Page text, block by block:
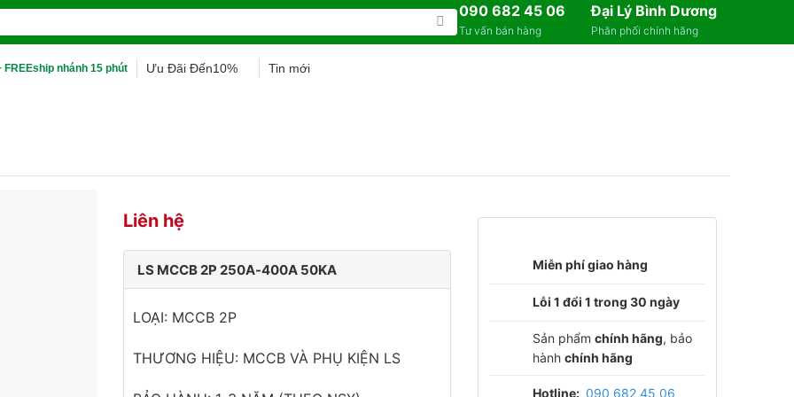
090 682 45 06
Tư vấn bán hàng
Đại Lý Bình Dương
Phân phối chính hãng
FREEship nhánh 15 phút Ưu Đãi Đến10% Tin mới
Liên hệ
LS MCCB 2P 250A-400A 50KA
LOẠI: MCCB 2P
THƯƠNG HIỆU: MCCB VÀ PHỤ KIỆN LS
Miễn phí giao hàng
Lỗi 1 đổi 1 trong 30 ngày
Sản phẩm chính hãng, bảo
hành chính hãng
Hotline: 090 682 45 06